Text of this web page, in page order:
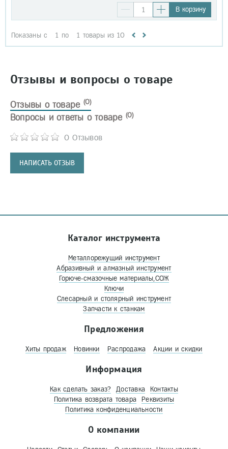
В корзину
Показаны с 1 по 1 товары из 10
Отзывы и вопросы о товаре
Отзывы о товаре (0)
0 Отзывов
НАПИСАТЬ ОТЗЫВ
Вопросы и ответы о товаре (0)
Каталог инструмента
Металлорежущий инструмент
Абразивный и алмазный инструмент
Горюче-смазочные материалы,СОЖ
Ключи
Слесарный и столярный инструмент
Запчасти к станкам
Предложения
Хиты продаж Новинки Распродажа Акции и скидки
Информация
Как сделать заказ? Доставка
Контакты
Политика возврата товара
Реквизиты
Политика конфиденциальности
О компании